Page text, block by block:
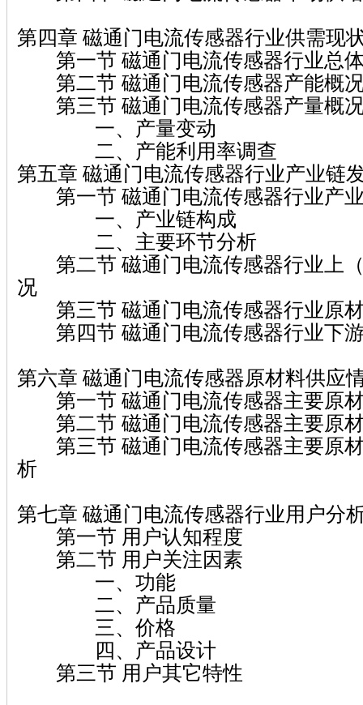
第四章 磁通门电流传感器行业供需现
第一节 磁通门电流传感器行业总
第二节 磁通门电流传感器产能概
第三节 磁通门电流传感器产量概
一、产量变动
二、产能利用率调查
第五章 磁通门电流传感器行业产业链
第一节 磁通门电流传感器行业产
一、产业链构成
二、主要环节分析
第二节 磁通门电流传感器行业上
况
第三节 磁通门电流传感器行业原
第四节 磁通门电流传感器行业下
第六章 磁通门电流传感器原材料供应
第一节 磁通门电流传感器主要原
第二节 磁通门电流传感器主要原
第三节 磁通门电流传感器主要原
析
第七章 磁通门电流传感器行业用户分
第一节 用户认知程度
第二节 用户关注因素
一、功能
二、产品质量
三、价格
四、产品设计
第三节 用户其它特性